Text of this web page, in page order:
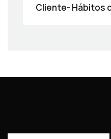
Cliente- Hábitos